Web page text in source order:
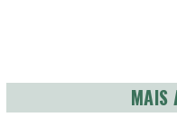
MAIS